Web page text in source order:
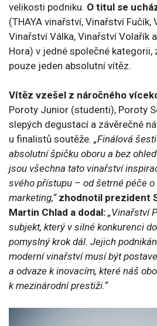
velikosti podniku. O titul se
(THAYA vinařství, Vinařství Fučík,
Vinařství Válka, Vinařství Volařík
Hora) v jedné společné
pouze jeden absolutní vítěz.
Vítěz vzešel z náročného
Poroty Junior (studenti), Poroty
slepých degustací a závěrečné
u finalistů soutěže. „Finálová
absolutní špičku oboru a bez
jsou všechna tato vinařství
svého přístupu – od šetrné péče
marketing,“ zhodnotil prezident
Martin Chlad a dodal: „Vinařství
subjekt, který v silné konkurenci
pomyslný krok dál. Jejich
moderní vinařství musí být
a odvaze k inovacím, které náš
k mezinárodní prestiži.“